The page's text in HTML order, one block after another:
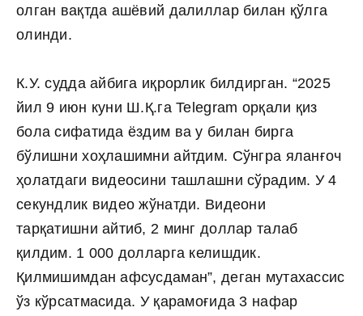
олган вақтда ашёвий далиллар билан қўлга
олинди.
К.У. судда айбига иқрорлик билдирган. “2025
йил 9 июн куни Ш.Қ.га Telegram орқали қиз
бола сифатида ёздим ва у билан бирга
бўлишни хоҳлашимни айтдим. Сўнгра яланғоч
ҳолатдаги видеосини ташлашни сўрадим. У 4
секундлик видео жўнатди. Видеони
тарқатишни айтиб, 2 минг доллар талаб
қилдим. 1 000 долларга келишдик.
Қилмишимдан афсусдаман”, деган мутахассис
ўз кўрсатмасида. У қарамоғида 3 нафар